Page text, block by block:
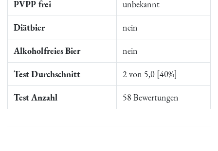
PVPP frei unbekannt
Diätbier nein
Alkoholfreies Bier nein
Test Durchschnitt 2 von 5,0 [40%]
Test Anzahl 58 Bewertungen